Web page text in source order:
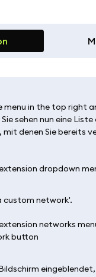
menu in the top right
sehen nun eine Liste
mit denen Sie bereits
custom network'.